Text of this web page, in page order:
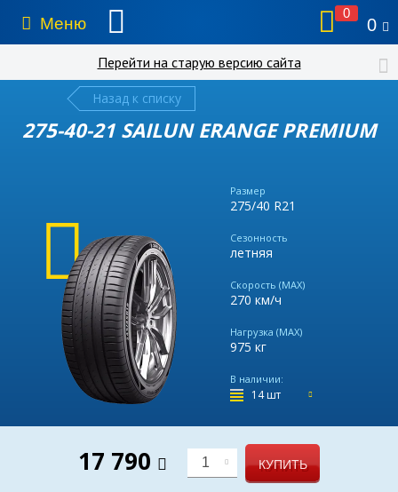
Меню
0
0
Перейти на старую версию сайта
Назад к списку
275-40-21 SAILUN ERANGE PREMIUM
Размер
275/40 R21
Сезонность
летняя
Скорость (MAX)
270 км/ч
Нагрузка (MAX)
975 кг
В наличии:
14 шт
17 790 1 КУПИТЬ